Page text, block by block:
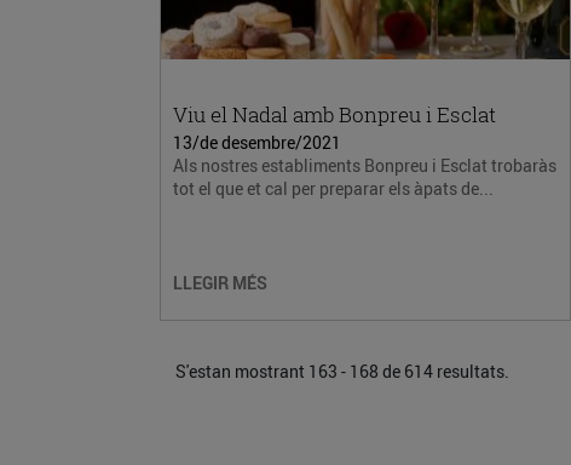
Viu el Nadal amb Bonpreu i Esclat
13/de desembre/2021
Als nostres establiments Bonpreu i Esclat trobaràs
tot el que et cal per preparar els àpats de...
LLEGIR MÉS
S'estan mostrant 163 - 168 de 614 resultats.